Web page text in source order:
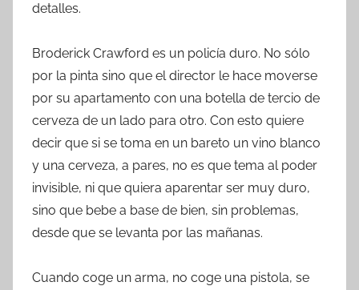
detalles.
Broderick Crawford es un policía duro. No sólo
por la pinta sino que el director le hace moverse
por su apartamento con una botella de tercio de
cerveza de un lado para otro. Con esto quiere
decir que si se toma en un bareto un vino blanco
y una cerveza, a pares, no es que tema al poder
invisible, ni que quiera aparentar ser muy duro,
sino que bebe a base de bien, sin problemas,
desde que se levanta por las mañanas.
Cuando coge un arma, no coge una pistola, se